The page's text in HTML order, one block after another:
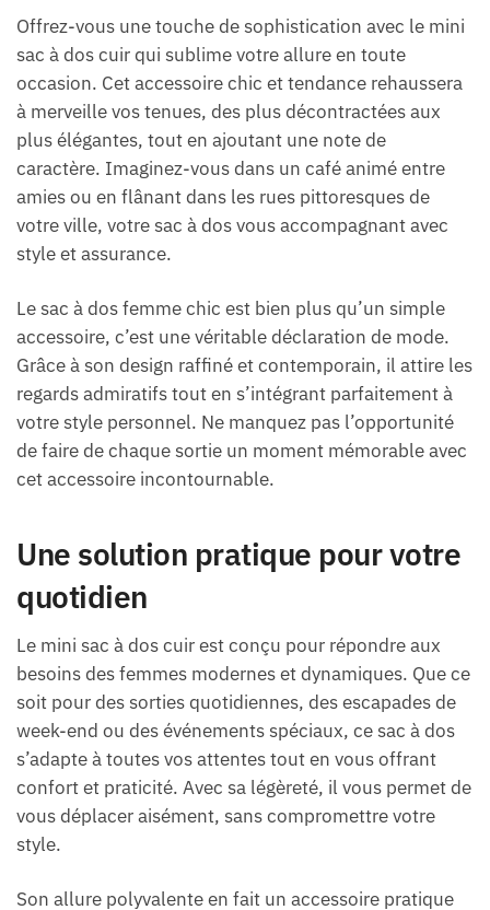
Offrez-vous une touche de sophistication avec le mini
sac à dos cuir qui sublime votre allure en toute
occasion. Cet accessoire chic et tendance rehaussera
à merveille vos tenues, des plus décontractées aux
plus élégantes, tout en ajoutant une note de
caractère. Imaginez-vous dans un café animé entre
amies ou en flânant dans les rues pittoresques de
votre ville, votre sac à dos vous accompagnant avec
style et assurance.
Le sac à dos femme chic est bien plus qu’un simple
accessoire, c’est une véritable déclaration de mode.
Grâce à son design raffiné et contemporain, il attire les
regards admiratifs tout en s’intégrant parfaitement à
votre style personnel. Ne manquez pas l’opportunité
de faire de chaque sortie un moment mémorable avec
cet accessoire incontournable.
Une solution pratique pour votre
quotidien
Le mini sac à dos cuir est conçu pour répondre aux
besoins des femmes modernes et dynamiques. Que ce
soit pour des sorties quotidiennes, des escapades de
week-end ou des événements spéciaux, ce sac à dos
s’adapte à toutes vos attentes tout en vous offrant
confort et praticité. Avec sa légèreté, il vous permet de
vous déplacer aisément, sans compromettre votre
style.
Son allure polyvalente en fait un accessoire pratique